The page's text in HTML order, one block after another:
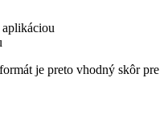
je preto vhodný skôr pre